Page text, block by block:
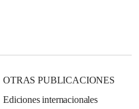
OTRAS PUBLICACIONES
Ediciones internacionales